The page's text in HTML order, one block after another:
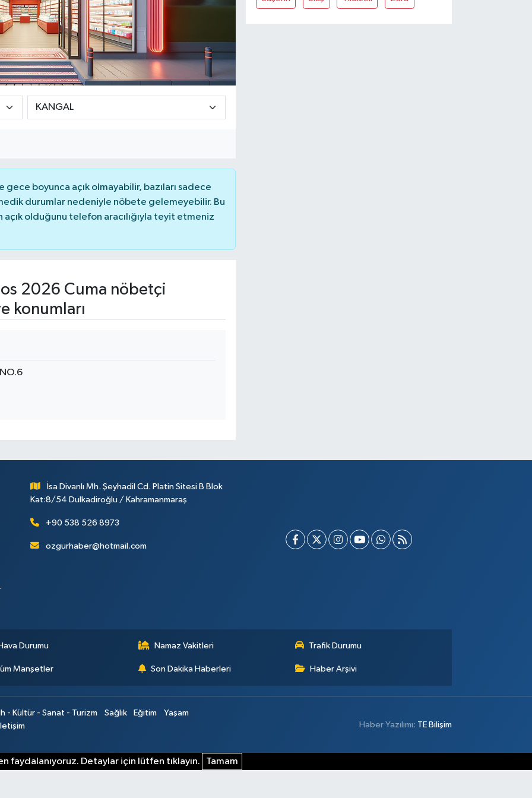
gece boyunca açık olmayabilir, bazıları sadece
durumlar nedeniyle nöbete gelemeyebilir. Bu
olduğunu telefon aracılığıyla teyit etmeniz
2026 Cuma nöbetçi
konumları
İsa Divanlı Mh. Şeyhadil Cd. Platin Sitesi B Blok
Kat:8/54 Dulkadiroğlu / Kahramanmaraş
+90 538 526 8973
ozgurhaber@hotmail.com
Durumu Namaz Vakitleri Trafik Durumu
Manşetler Son Dakika Haberleri Haber Arşivi
- Kültür - Sanat - Turizm Sağlık Eğitim
Yaşam
Haber Yazılımı: TE Bilişim
faydalanıyoruz. Detaylar için lütfen tıklayın. Tamam